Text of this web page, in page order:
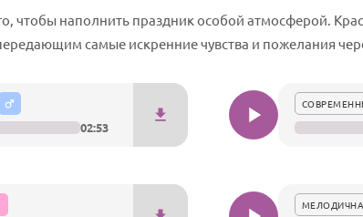
чтобы наполнить праздник особой атмосферой.
самые искренние чувства и пожелания
02:53